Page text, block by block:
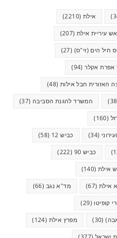
אילת (2210)
עיריית אילת (207)
חיל הים (זי"ס) (27)
אפרת אקלר(94)
האזורית חבל אילות (48)
המשרד להגנת הסביבה (37)
(160)
(34) כביש 12 (58)
כביש 90 (222)
אילת (140)
אילת (67) מד"א נגב (66)
קופיטו (29)
(30) מפרץ אילת (124)